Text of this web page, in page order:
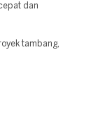
dan
tambang,